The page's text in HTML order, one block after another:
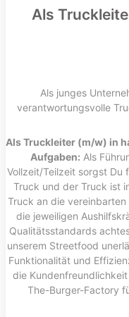
Als
Als junges
verantwortungsvolle
Als Truckleiter (m/w) in
Aufgaben: Als
Vollzeit/Teilzeit sorgst Du
Truck und der Truck ist
Truck an die
die jeweiligen
Qualitätsstandards
unserem Streetfood
Funktionalität und
die
The-Burger-Factory